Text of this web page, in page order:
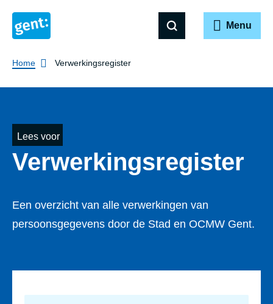
Menu
Breadcrumb
Home Verwerkingsregister
Lees voor
Ver­wer­kings­re­gis­ter
Een overzicht van alle verwerkingen van
persoonsgegevens door de Stad en OCMW Gent.